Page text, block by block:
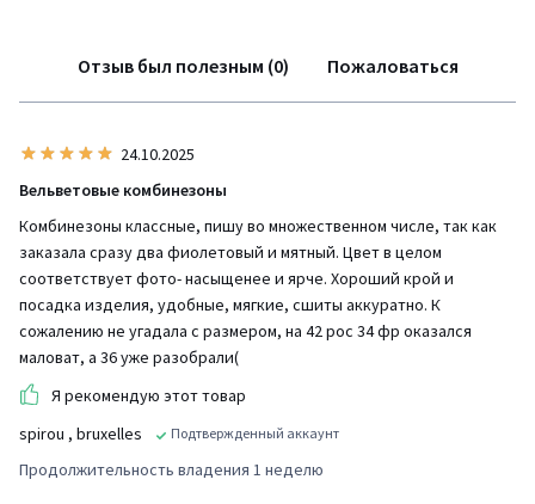
Отзыв был полезным (0) Пожаловаться
24.10.2025
Вельветовые комбинезоны
Комбинезоны классные, пишу во множественном числе, так как
заказала сразу два фиолетовый и мятный. Цвет в целом
соответствует фото- насыщенее и ярче. Хороший крой и
посадка изделия, удобные, мягкие, сшиты аккуратно. К
сожалению не угадала с размером, на 42 рос 34 фр оказался
маловат, а 36 уже разобрали(
Я рекомендую этот товар
spirou , bruxelles Подтвержденный аккаунт
Продолжительность владения 1 неделю